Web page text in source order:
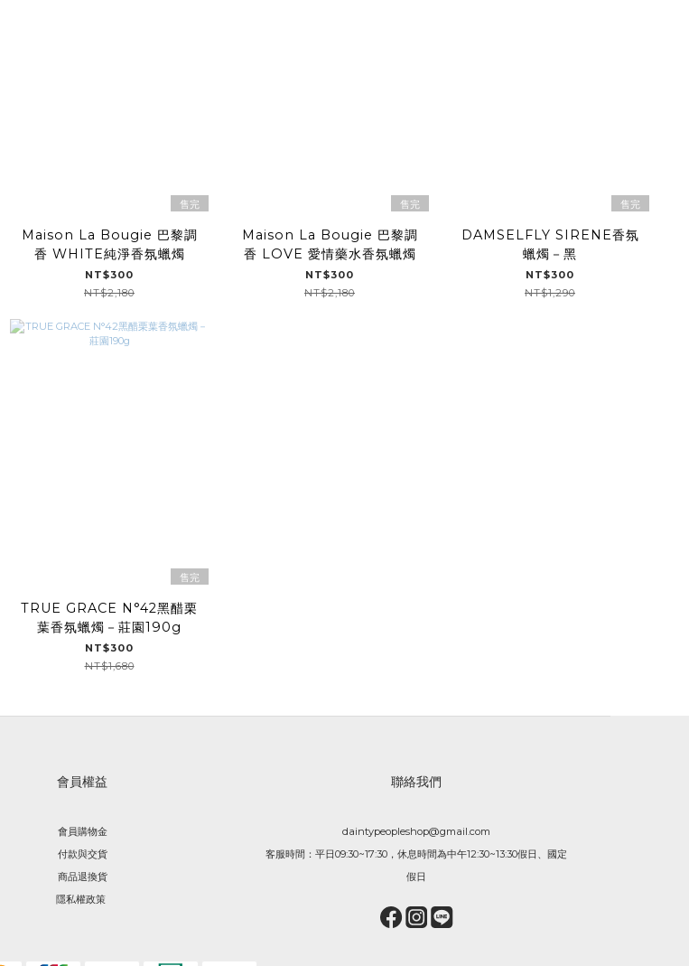
售完
Maison La Bougie 巴黎調
香 WHITE純淨香氛蠟燭
NT$300
NT$2,180
售完
Maison La Bougie 巴黎調
香 LOVE 愛情藥水香氛蠟燭
NT$300
NT$2,180
售完
DAMSELFLY SIRENE香氛
蠟燭－黑
NT$300
NT$1,290
售完
TRUE GRACE N°42黑醋栗
葉香氛蠟燭－莊園190g
NT$300
NT$1,680
會員權益
會員購物金
付款與交貨
商品退換貨
隱私權政策
聯絡我們
daintypeopleshop@gmail.com
客服時間：平日09:30~17:30，休息時間為中午12:30~13:30假日、國定
假日